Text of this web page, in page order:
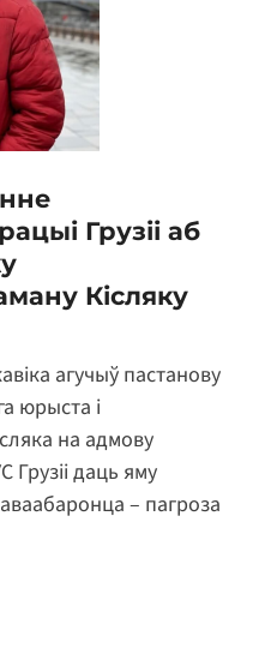
Грузіі аб
Кісляку
агучыў пастанову
юрыста і
на адмову
Грузіі даць яму
– пагроза